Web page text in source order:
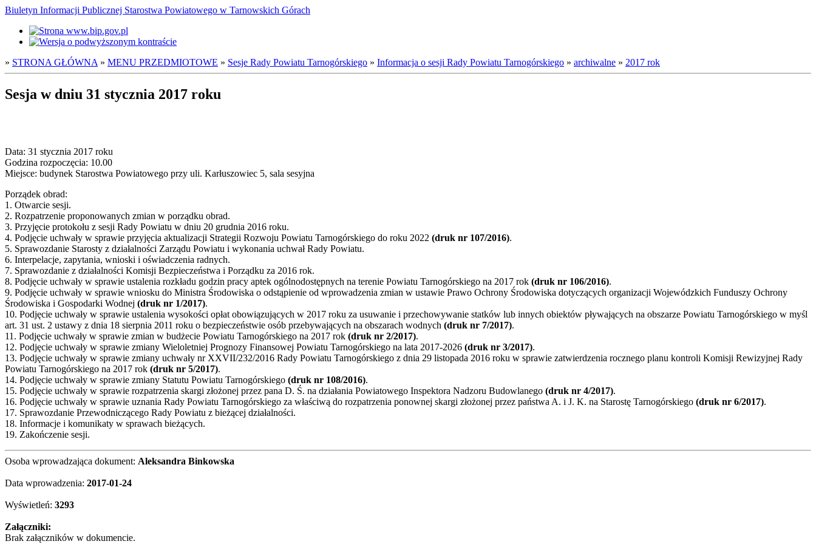
Biuletyn Informacji Publicznej Starostwa Powiatowego w Tarnowskich Górach
» STRONA GŁÓWNA » MENU PRZEDMIOTOWE » Sesje Rady Powiatu Tarnogórskiego » Informacja o sesji Rady Powiatu Tarnogórskiego » archiwalne » 2017 rok
Sesja w dniu 31 stycznia 2017 roku
Data: 31 stycznia 2017 roku
Godzina rozpoczęcia: 10.00
Miejsce: budynek Starostwa Powiatowego przy uli. Karłuszowiec 5, sala sesyjna
Porządek obrad:
1. Otwarcie sesji.
2. Rozpatrzenie proponowanych zmian w porządku obrad.
3. Przyjęcie protokołu z sesji Rady Powiatu w dniu 20 grudnia 2016 roku.
4. Podjęcie uchwały w sprawie przyjęcia aktualizacji Strategii Rozwoju Powiatu Tarnogórskiego do roku 2022 (druk nr 107/2016).
5. Sprawozdanie Starosty z działalności Zarządu Powiatu i wykonania uchwał Rady Powiatu.
6. Interpelacje, zapytania, wnioski i oświadczenia radnych.
7. Sprawozdanie z działalności Komisji Bezpieczeństwa i Porządku za 2016 rok.
8. Podjęcie uchwały w sprawie ustalenia rozkładu godzin pracy aptek ogólnodostępnych na terenie Powiatu Tarnogórskiego na 2017 rok (druk nr 106/2016).
9. Podjęcie uchwały w sprawie wniosku do Ministra Środowiska o odstąpienie od wprowadzenia zmian w ustawie Prawo Ochrony Środowiska dotyczących organizacji Wojewódzkich Funduszy Ochrony
Środowiska i Gospodarki Wodnej (druk nr 1/2017).
10. Podjęcie uchwały w sprawie ustalenia wysokości opłat obowiązujących w 2017 roku za usuwanie i przechowywanie statków lub innych obiektów pływających na obszarze Powiatu Tarnogórskiego w myśl
art. 31 ust. 2 ustawy z dnia 18 sierpnia 2011 roku o bezpieczeństwie osób przebywających na obszarach wodnych (druk nr 7/2017).
11. Podjęcie uchwały w sprawie zmian w budżecie Powiatu Tarnogórskiego na 2017 rok (druk nr 2/2017).
12. Podjęcie uchwały w sprawie zmiany Wieloletniej Prognozy Finansowej Powiatu Tarnogórskiego na lata 2017-2026 (druk nr 3/2017).
13. Podjęcie uchwały w sprawie zmiany uchwały nr XXVII/232/2016 Rady Powiatu Tarnogórskiego z dnia 29 listopada 2016 roku w sprawie zatwierdzenia rocznego planu kontroli Komisji Rewizyjnej Rady
Powiatu Tarnogórskiego na 2017 rok (druk nr 5/2017).
14. Podjęcie uchwały w sprawie zmiany Statutu Powiatu Tarnogórskiego (druk nr 108/2016).
15. Podjęcie uchwały w sprawie rozpatrzenia skargi złożonej przez pana D. Ś. na działania Powiatowego Inspektora Nadzoru Budowlanego (druk nr 4/2017).
16. Podjęcie uchwały w sprawie uznania Rady Powiatu Tarnogórskiego za właściwą do rozpatrzenia ponownej skargi złożonej przez państwa A. i J. K. na Starostę Tarnogórskiego (druk nr 6/2017).
17. Sprawozdanie Przewodniczącego Rady Powiatu z bieżącej działalności.
18. Informacje i komunikaty w sprawach bieżących.
19. Zakończenie sesji.
Osoba wprowadzająca dokument: Aleksandra Binkowska
Data wprowadzenia: 2017-01-24
Wyświetleń: 3293
Załączniki:
Brak załączników w dokumencie.